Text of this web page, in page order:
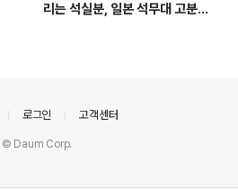
리는 석실분, 일본 석무대 고분의
로그인 고객센터
© Daum Corp.